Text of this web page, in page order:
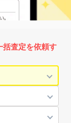
括査定を依頼す